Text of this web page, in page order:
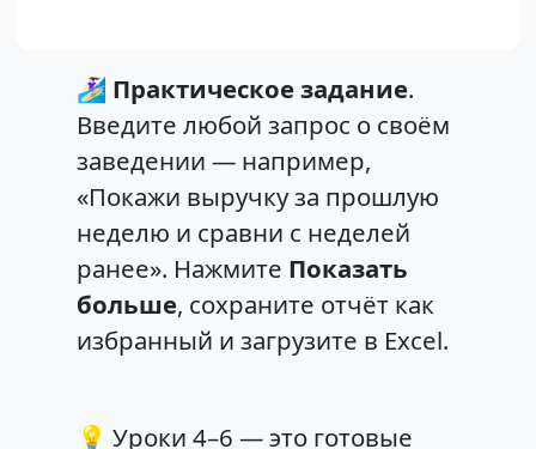
🏄🏻‍♀️ Практическое задание.
Введите любой запрос о своём
заведении — например,
«Покажи выручку за прошлую
неделю и сравни с неделей
ранее». Нажмите Показать
больше, сохраните отчёт как
избранный и загрузите в Excel.
💡 Уроки 4–6 — это готовые